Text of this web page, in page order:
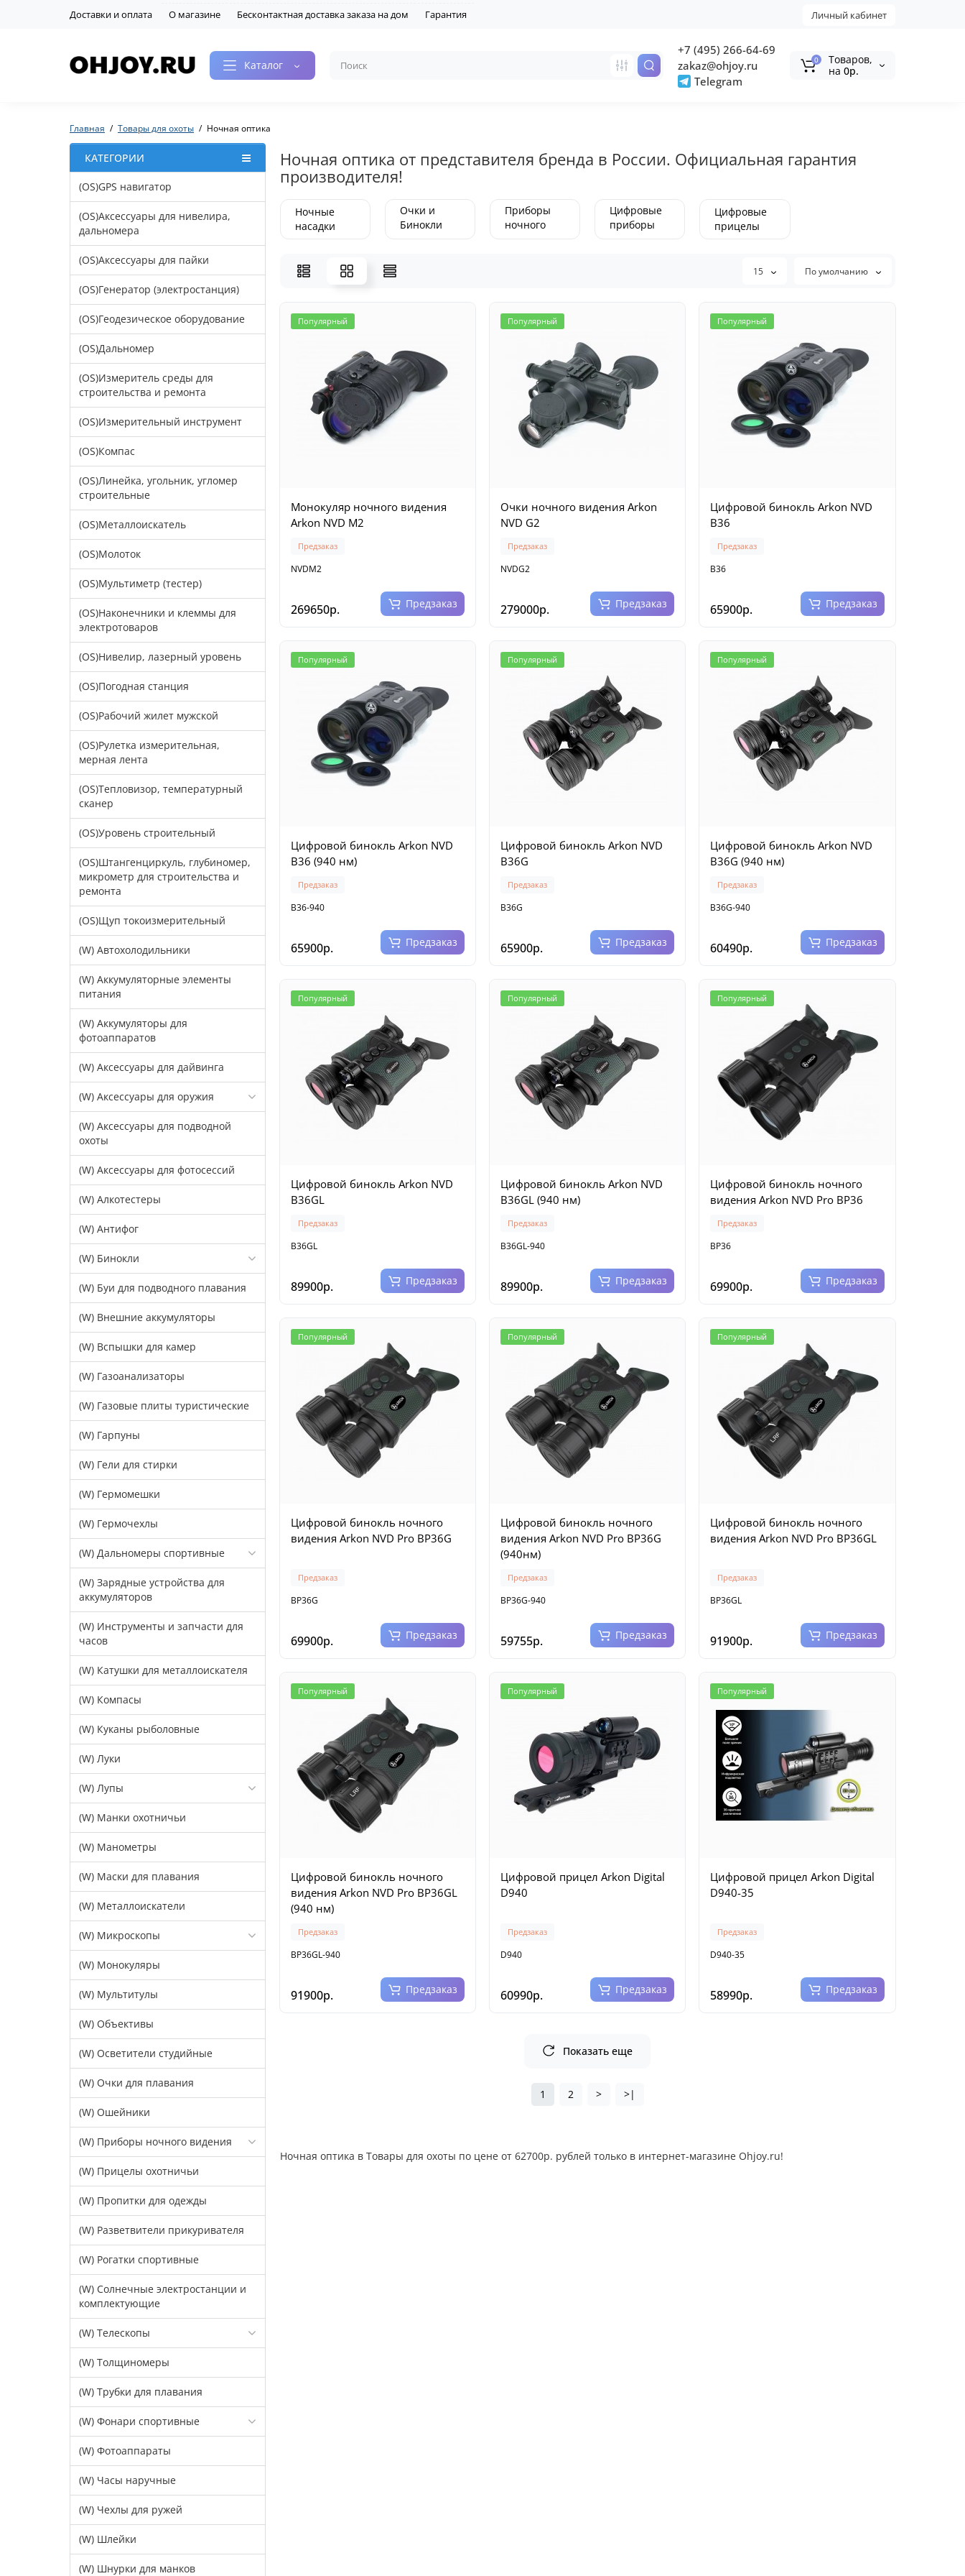
Доставки и оплата О магазине Бесконтактная доставка заказа на дом Гарантия Личный кабинет
Каталог
+7 (495) 266-64-69
zakaz@ohjoy.ru
Telegram
0
Tоваров,
на 0р.
Главная Товары для охоты Ночная оптика
КАТЕГОРИИ
(OS)GPS навигатор
(OS)Аксессуары для нивелира,
дальномера
(OS)Аксессуары для пайки
(OS)Генератор (электростанция)
(OS)Геодезическое оборудование
(OS)Дальномер
(OS)Измеритель среды для
строительства и ремонта
(OS)Измерительный инструмент
(OS)Компас
(OS)Линейка, угольник, угломер
строительные
(OS)Металлоискатель
(OS)Молоток
(OS)Мультиметр (тестер)
(OS)Наконечники и клеммы для
электротоваров
(OS)Нивелир, лазерный уровень
(OS)Погодная станция
(OS)Рабочий жилет мужской
(OS)Рулетка измерительная,
мерная лента
(OS)Тепловизор, температурный
сканер
(OS)Уровень строительный
(OS)Штангенциркуль, глубиномер,
микрометр для строительства и
ремонта
(OS)Щуп токоизмерительный
(W) Автохолодильники
(W) Аккумуляторные элементы
питания
(W) Аккумуляторы для
фотоаппаратов
(W) Аксессуары для дайвинга
(W) Аксессуары для оружия
(W) Аксессуары для подводной
охоты
(W) Аксессуары для фотосессий
(W) Алкотестеры
(W) Антифог
(W) Бинокли
(W) Буи для подводного плавания
(W) Внешние аккумуляторы
(W) Вспышки для камер
(W) Газоанализаторы
(W) Газовые плиты туристические
(W) Гарпуны
(W) Гели для стирки
(W) Гермомешки
(W) Гермочехлы
(W) Дальномеры спортивные
(W) Зарядные устройства для
аккумуляторов
(W) Инструменты и запчасти для
часов
(W) Катушки для металлоискателя
(W) Компасы
(W) Куканы рыболовные
(W) Луки
(W) Лупы
(W) Манки охотничьи
(W) Манометры
(W) Маски для плавания
(W) Металлоискатели
(W) Микроскопы
(W) Монокуляры
(W) Мультитулы
(W) Объективы
(W) Осветители студийные
(W) Очки для плавания
(W) Ошейники
(W) Приборы ночного видения
(W) Прицелы охотничьи
(W) Пропитки для одежды
(W) Разветвители прикуривателя
(W) Рогатки спортивные
(W) Солнечные электростанции и
комплектующие
(W) Телескопы
(W) Толщиномеры
(W) Трубки для плавания
(W) Фонари спортивные
(W) Фотоаппараты
(W) Часы наручные
(W) Чехлы для ружей
(W) Шлейки
(W) Шнурки для манков
Ночная оптика от представителя бренда в России. Официальная гарантия
производителя!
Ночные
насадки
Очки и
Бинокли
Приборы
ночного
Цифровые
приборы
Цифровые
прицелы
15 По умолчанию
Популярный
Монокуляр ночного видения
Arkon NVD M2
Предзаказ
NVDM2
269650р. Предзаказ
Популярный
Очки ночного видения Arkon
NVD G2
Предзаказ
NVDG2
279000р. Предзаказ
Популярный
Цифровой бинокль Arkon NVD
B36
Предзаказ
B36
65900р. Предзаказ
Популярный
Цифровой бинокль Arkon NVD
B36 (940 нм)
Предзаказ
B36-940
65900р. Предзаказ
Популярный
Цифровой бинокль Arkon NVD
B36G
Предзаказ
B36G
65900р. Предзаказ
Популярный
Цифровой бинокль Arkon NVD
B36G (940 нм)
Предзаказ
B36G-940
60490р. Предзаказ
Популярный
Цифровой бинокль Arkon NVD
B36GL
Предзаказ
B36GL
89900р. Предзаказ
Популярный
Цифровой бинокль Arkon NVD
B36GL (940 нм)
Предзаказ
B36GL-940
89900р. Предзаказ
Популярный
Цифровой бинокль ночного
видения Arkon NVD Pro BP36
Предзаказ
BP36
69900р. Предзаказ
Популярный
Цифровой бинокль ночного
видения Arkon NVD Pro BP36G
Предзаказ
BP36G
69900р. Предзаказ
Популярный
Цифровой бинокль ночного
видения Arkon NVD Pro BP36G
(940нм)
Предзаказ
BP36G-940
59755р. Предзаказ
Популярный
Цифровой бинокль ночного
видения Arkon NVD Pro BP36GL
Предзаказ
BP36GL
91900р. Предзаказ
Популярный
Цифровой бинокль ночного
видения Arkon NVD Pro BP36GL
(940 нм)
Предзаказ
BP36GL-940
91900р. Предзаказ
Популярный
Цифровой прицел Arkon Digital
D940
Предзаказ
D940
60990р. Предзаказ
Популярный
Цифровой прицел Arkon Digital
D940-35
Предзаказ
D940-35
58990р. Предзаказ
Показать еще
1 2 > >|
Ночная оптика в Товары для охоты по цене от 62700р. рублей только в интернет-магазине Ohjoy.ru!